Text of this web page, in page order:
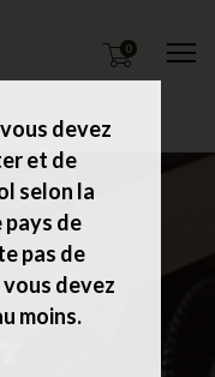
devez
et de
selon la
de
pas de
devez
moins.
0